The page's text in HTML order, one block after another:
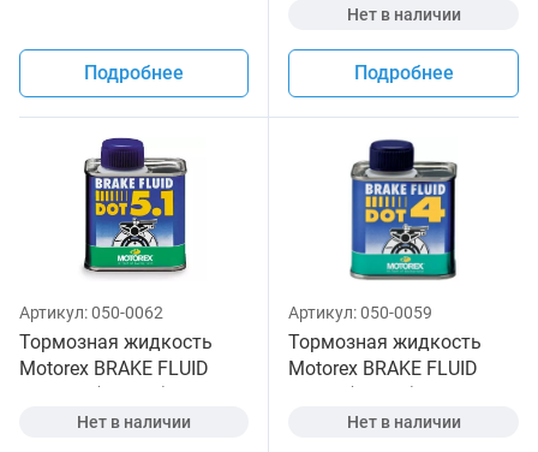
Подробнее
Нет в наличии
Подробнее
Артикул:050-0062
Тормозная жидкость
Motorex BRAKE FLUID
DOT 5.1 (250 мл)
Нет в наличии
Артикул:050-0059
Тормозная жидкость
Motorex BRAKE FLUID
DOT 4 (1 литр)
Нет в наличии